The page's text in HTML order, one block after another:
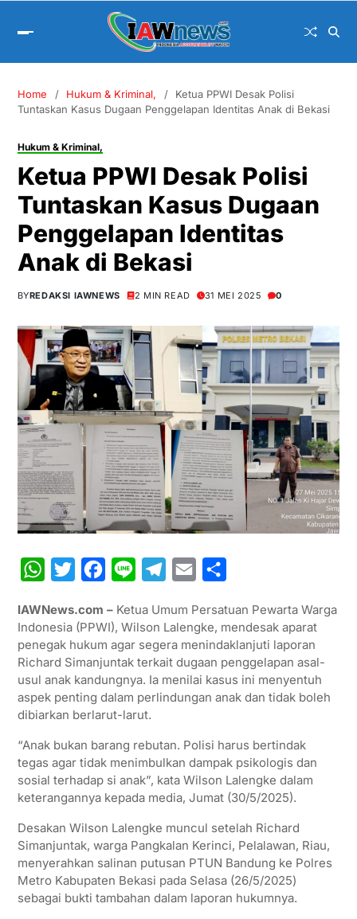
Home Hukum & Kriminal,
Ketua PPWI Desak Polisi
Tuntaskan Kasus Dugaan Penggelapan Identitas Anak di Bekasi
Hukum & Kriminal,
Ketua PPWI Desak Polisi
Tuntaskan Kasus Dugaan
Penggelapan Identitas
Anak di Bekasi
BYREDAKSI IAWNEWS 2 MIN READ 31 MEI 2025 0
W
a
t
s
A
p
i
t
t
e
r
c
e
b
o
o
n
e
l
e
g
r
a
i
l
a
r
e
IAWNews.com – Ketua Umum Persatuan Pewarta Warga
Indonesia (PPWI), Wilson Lalengke, mendesak aparat
penegak hukum agar segera menindaklanjuti laporan
Richard Simanjuntak terkait dugaan penggelapan asal-
usul anak kandungnya. Ia menilai kasus ini menyentuh
aspek penting dalam perlindungan anak dan tidak boleh
dibiarkan berlarut-larut.
“Anak bukan barang rebutan. Polisi harus bertindak
tegas agar tidak menimbulkan dampak psikologis dan
sosial terhadap si anak”, kata Wilson Lalengke dalam
keterangannya kepada media, Jumat (30/5/2025).
Desakan Wilson Lalengke muncul setelah Richard
Simanjuntak, warga Pangkalan Kerinci, Pelalawan, Riau,
menyerahkan salinan putusan PTUN Bandung ke Polres
Metro Kabupaten Bekasi pada Selasa (26/5/2025)
sebagai bukti tambahan dalam laporan hukumnya.